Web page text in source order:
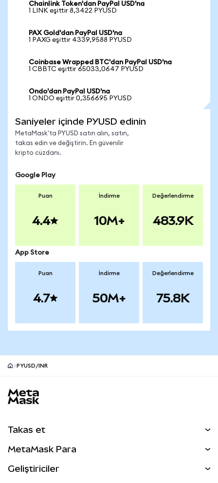
Chainlink Token'dan PayPal USD'na
1 LINK eşittir 8,3422 PYUSD
PAX Gold'dan PayPal USD'na
1 PAXG eşittir 4339,9588 PYUSD
Coinbase Wrapped BTC'dan PayPal USD'na
1 CBBTC eşittir 65033,0647 PYUSD
Ondo'dan PayPal USD'na
1 ONDO eşittir 0,356695 PYUSD
Saniyeler içinde PYUSD edinin
MetaMask'ta PYUSD satın alın, satın,
takas edin ve değiştirin. En güvenilir
kripto cüzdanı.
Google Play
Puan
4.4
İndirme
10M+
Değerlendirme
483.9K
App Store
Puan
4.7
İndirme
50M+
Değerlendirme
75.8K
PYUSD/INR
Takas et
Perps
MetaMask Para
Geliştiriciler